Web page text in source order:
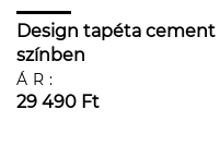
Design tapéta
színben
ÁR:
29 490 Ft